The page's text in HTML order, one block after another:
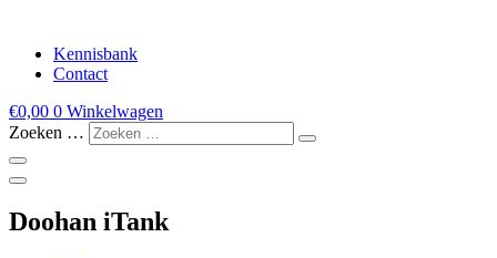
Kennisbank
Contact
€0,00 0 Winkelwagen
Zoeken …
Doohan iTank